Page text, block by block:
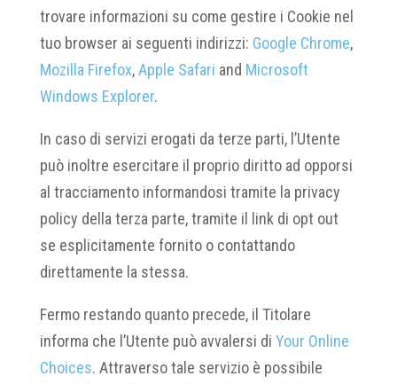
trovare informazioni su come gestire i Cookie nel
tuo browser ai seguenti indirizzi: Google Chrome,
Mozilla Firefox,Apple Safari and Microsoft
Windows Explorer.
In caso di servizi erogati da terze parti, l’Utente
può inoltre esercitare il proprio diritto ad opporsi
al tracciamento informandosi tramite la privacy
policy della terza parte, tramite il link di opt out
se esplicitamente fornito o contattando
direttamente la stessa.
Fermo restando quanto precede, il Titolare
informa che l’Utente può avvalersi di Your Online
Choices. Attraverso tale servizio è possibile